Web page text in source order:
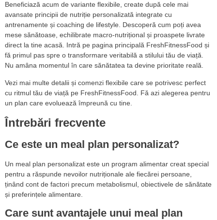
Beneficiază acum de variante flexibile, create după cele mai
avansate principii de nutriție personalizată integrate cu
antrenamente și coaching de lifestyle. Descoperă cum poți avea
mese sănătoase, echilibrate macro-nutrițional și proaspete livrate
direct la tine acasă. Intră pe pagina principală FreshFitnessFood și
fă primul pas spre o transformare veritabilă a stilului tău de viață.
Nu amâna momentul în care sănătatea ta devine prioritate reală.
Vezi mai multe detalii și comenzi flexibile care se potrivesc perfect
cu ritmul tău de viață pe FreshFitnessFood. Fă azi alegerea pentru
un plan care evoluează împreună cu tine.
Întrebări frecvente
Ce este un meal plan personalizat?
Un meal plan personalizat este un program alimentar creat special
pentru a răspunde nevoilor nutriționale ale fiecărei persoane,
ținând cont de factori precum metabolismul, obiectivele de sănătate
și preferințele alimentare.
Care sunt avantajele unui meal plan